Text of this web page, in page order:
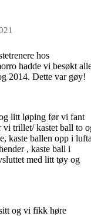
hos
hadde vi besøkt
2014. Dette var gøy!
litt løping før vi fant
vi trillet/ kastet ball to
kaste ballen opp i
, kaste ball i
med litt tøy og
og vi fikk høre